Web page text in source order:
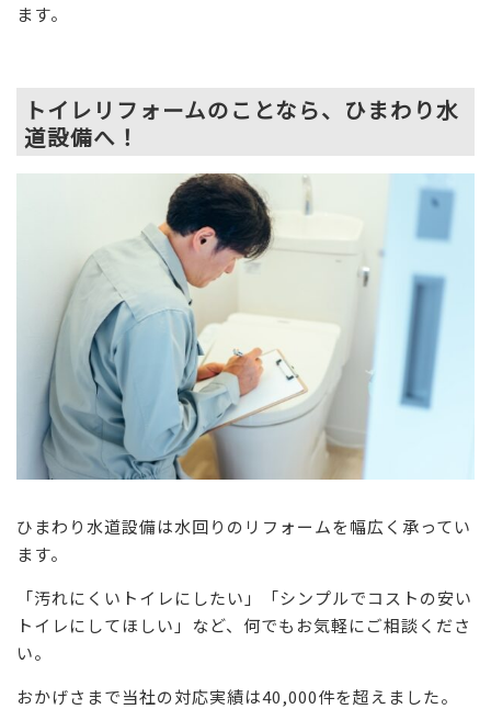
ます。
トイレリフォームのことなら、ひまわり水
道設備へ！
ひまわり水道設備は水回りのリフォームを幅広く承ってい
ます。
「汚れにくいトイレにしたい」「シンプルでコストの安い
トイレにしてほしい」など、何でもお気軽にご相談くださ
い。
おかげさまで当社の対応実績は40,000件を超えました。